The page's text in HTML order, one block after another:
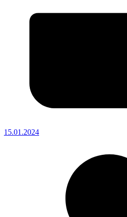
15.01.2024